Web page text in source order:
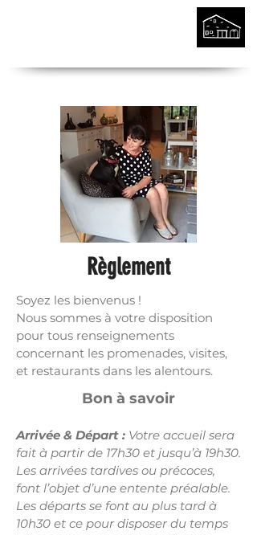
Règlement
Soyez les bienvenus !
Nous sommes à votre disposition
pour tous renseignements
concernant les promenades, visites,
et restaurants dans les alentours.
Bon à savoir
Arrivée & Départ : Votre accueil sera
fait à partir de 17h30 et jusqu’à 19h30.
Les arrivées tardives ou précoces,
font l’objet d’une entente préalable.
Les départs se font au plus tard à
10h30 et ce pour disposer du temps